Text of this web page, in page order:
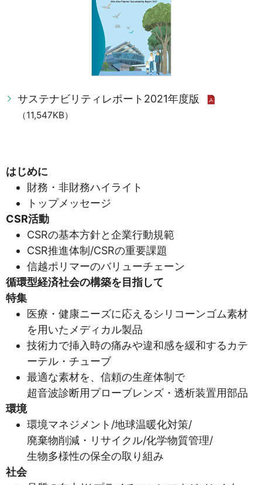
サステナビリティレポート2021年度版
（11,547KB）
はじめに
財務・非財務ハイライト
トップメッセージ
CSR活動
CSRの基本方針と企業行動規範
CSR推進体制/CSRの重要課題
信越ポリマーのバリューチェーン
循環型経済社会の構築を目指して
特集
医療・健康ニーズに応えるシリコーンゴム素材
を用いたメディカル製品
技術力で挿入時の痛みや違和感を緩和するカテ
ーテル・チューブ
最適な素材を、信頼の生産体制で
超音波診断用プローブレンズ・透析装置用部品
環境
環境マネジメント/地球温暖化対策/
廃棄物削減・リサイクル/化学物質管理/
生物多様性の保全の取り組み
社会